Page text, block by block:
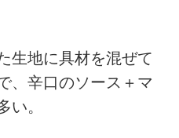
生地に具材を混ぜて
、辛口のソース＋マ
い。